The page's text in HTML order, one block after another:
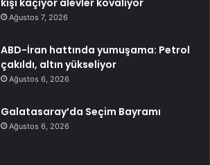
Ağustos 7, 2026
ABD-İran hattında yumuşama: Petrol
çakıldı, altın yükseliyor
Ağustos 6, 2026
Galatasaray’da Seçim Bayramı
Ağustos 6, 2026